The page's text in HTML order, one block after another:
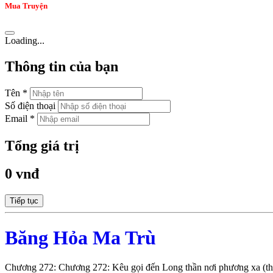
Mua Truyện
Loading...
Thông tin của bạn
Tên *
Số điện thoại
Email *
Tổng giá trị
0 vnđ
Tiếp tục
Băng Hỏa Ma Trù
Chương 272: Chương 272: Kêu gọi đến Long thần nơi phương xa